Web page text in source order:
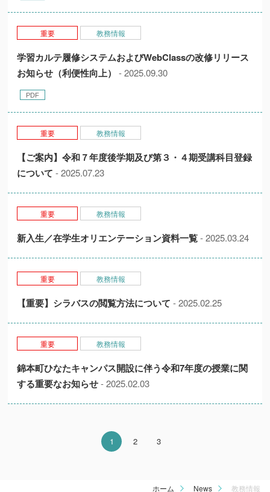
重要 教務情報
学習カルテ履修システムおよびWebClassの改修リリース
お知らせ（利便性向上）
- 2025.09.30
重要 教務情報
【ご案内】令和７年度後学期及び第３・４期受講科目登録
について - 2025.07.23
重要 教務情報
新入生／在学生オリエンテーション資料一覧- 2025.03.24
重要 教務情報
【重要】シラバスの閲覧方法について - 2025.02.25
重要 教務情報
錦本町ひなたキャンパス開設に伴う令和7年度の授業に関
する重要なお知らせ- 2025.02.03
1 2 3
ホーム News 教務情報